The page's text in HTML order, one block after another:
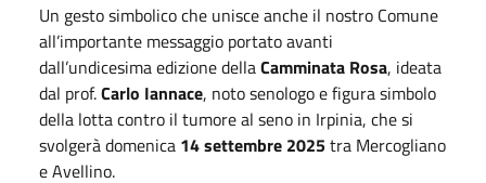
Un gesto simbolico che unisce anche il nostro Comune
all’importante messaggio portato avanti
dall’undicesima edizione dellaCamminata Rosa, ideata
dal prof.Carlo Iannace, noto senologo e figura simbolo
della lotta contro il tumore al seno in Irpinia, che si
svolgerà domenica 14 settembre 2025tra Mercogliano
e Avellino.